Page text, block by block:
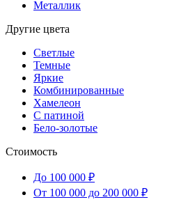
Металлик
Другие цвета
Светлые
Темные
Яркие
Комбинированные
Хамелеон
С патиной
Бело-золотые
Стоимость
До 100 000 ₽
От 100 000 до 200 000 ₽